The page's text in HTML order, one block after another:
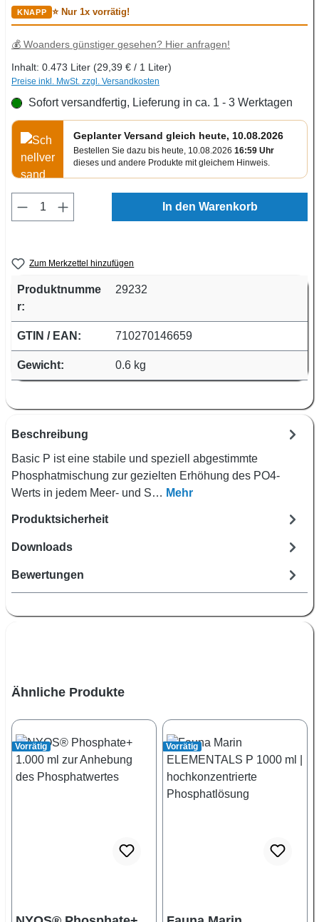
⭐ Nur 1x vorrätig!
💰 Woanders günstiger gesehen? Hier anfragen!
Inhalt: 0.473 Liter (29,39 € / 1 Liter)
Preise inkl. MwSt. zzgl. Versandkosten
Sofort versandfertig, Lieferung in ca. 1 - 3 Werktagen
Geplanter Versand gleich heute, 10.08.2026
Bestellen Sie dazu bis heute, 10.08.2026 16:59 Uhr
dieses und andere Produkte mit gleichem Hinweis.
Produkt Anzahl: Gib den gewünschten
In den Warenkorb
Zum Merkzettel hinzufügen
Produktnumme
r:
29232
GTIN / EAN: 710270146659
Gewicht: 0.6 kg
Beschreibung
Basic P ist eine stabile und speziell abgestimmte
Phosphatmischung zur gezielten Erhöhung des PO4-
Werts in jedem Meer- und S… Mehr
Produktsicherheit
Downloads
Bewertungen
Produktgalerie überspringen
Ähnliche Produkte
Vorrätig Vorrätig